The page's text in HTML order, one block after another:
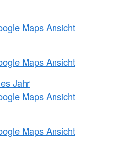
Maps Ansicht
Maps Ansicht
Jahr
Maps Ansicht
Maps Ansicht